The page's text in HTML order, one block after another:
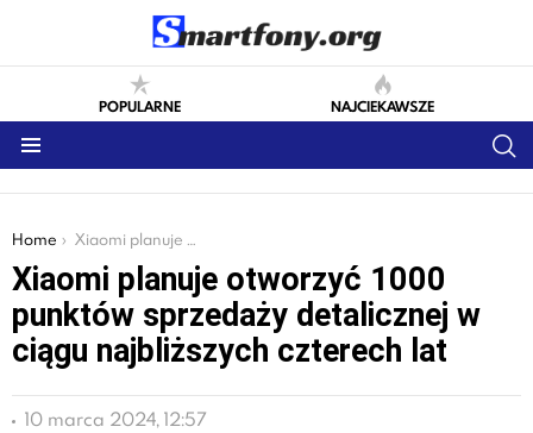
POPULARNE NAJCIEKAWSZE
You are here:
Home Xiaomi planuje otworzyć 1000 punktów sprzedaży detalicznej w ciągu najbliższych czterech lat
Xiaomi planuje otworzyć 1000
punktów sprzedaży detalicznej w
ciągu najbliższych czterech lat
10 marca 2024, 12:57